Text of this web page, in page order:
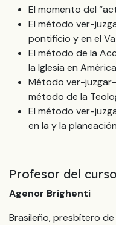
El momento del
El método ver-
pontificio y en el
El método de la
la Iglesia en
Método ver-
método de la
El método ver-
en la y la
Profesor del curso
Agenor Brighenti
Brasileño, presbítero